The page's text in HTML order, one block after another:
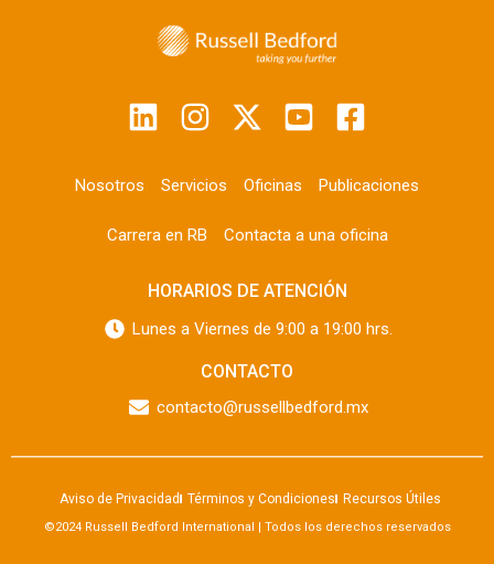
Nosotros Servicios Oficinas Publicaciones
Carrera en RB Contacta a una oficina
HORARIOS DE ATENCIÓN
Lunes a Viernes de 9:00 a 19:00 hrs.
CONTACTO
contacto@russellbedford.mx
Aviso de Privacidad Términos y Condiciones Recursos Útiles
©2024 Russell Bedford International | Todos los derechos reservados